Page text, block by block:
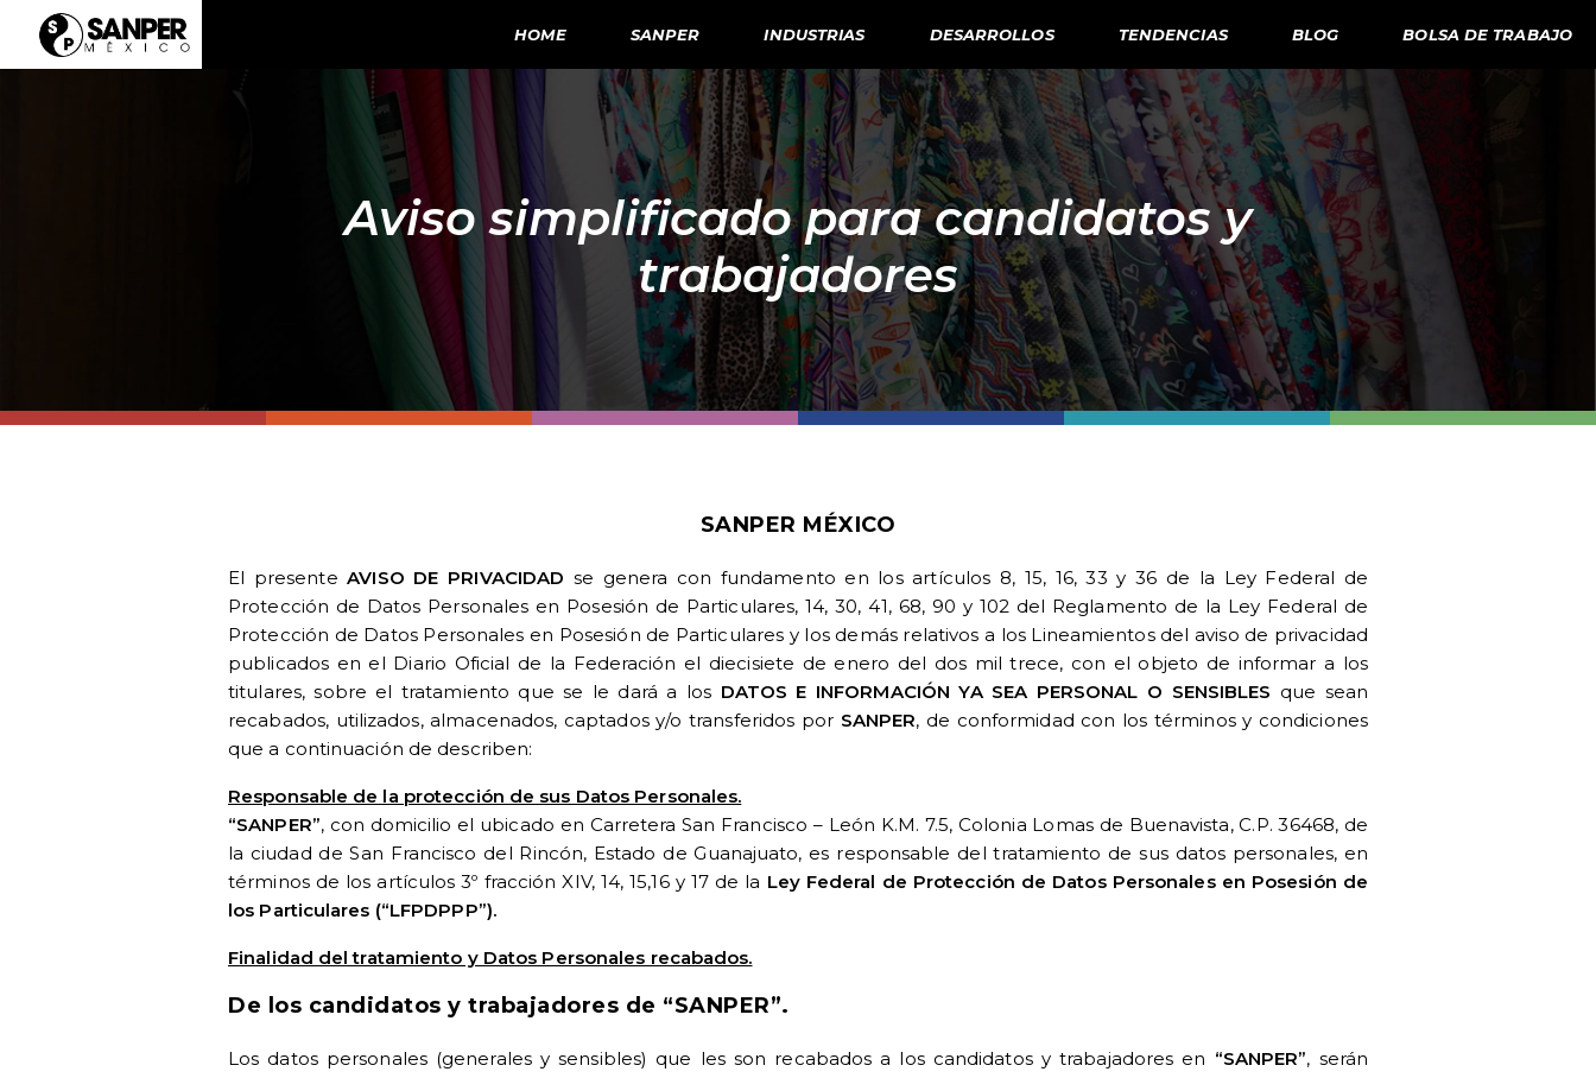
HOME SANPER INDUSTRIAS DESARROLLOS TENDENCIAS BLOG BOLSA DE TRABAJO
Aviso simplificado para candidatos y
trabajadores
SANPER MÉXICO
El presenteAVISO DE PRIVACIDAD se genera con fundamento en los artículos 8, 15, 16, 33 y 36 de la Ley Federal de
Protección de Datos Personales en Posesión de Particulares, 14, 30, 41, 68, 90 y 102 del Reglamento de la Ley Federal de
Protección de Datos Personales en Posesión de Particulares y los demás relativos a los Lineamientos del aviso de privacidad
publicados en el Diario Oficial de la Federación el diecisiete de enero del dos mil trece, con el objeto de informar a los
titulares, sobre el tratamiento que se le dará a los DATOS E INFORMACIÓN YA SEA PERSONAL O SENSIBLES que sean
recabados, utilizados, almacenados, captados y/o transferidos por SANPER, de conformidad con los términos y condiciones
que a continuación de describen:
Responsable de la protección de sus Datos Personales.
“SANPER”, con domicilio el ubicado en Carretera San Francisco – León K.M. 7.5, Colonia Lomas de Buenavista, C.P. 36468, de
la ciudad de San Francisco del Rincón, Estado de Guanajuato, es responsable del tratamiento de sus datos personales, en
términos de los artículos 3º fracción XIV, 14, 15,16 y 17 de la Ley Federal de Protección de Datos Personales en Posesión de
los Particulares (“LFPDPPP”).
Finalidad del tratamiento y Datos Personales recabados.
De los candidatos y trabajadores de “SANPER”.
Los datos personales (generales y sensibles) que les son recabados a los candidatos y trabajadores en “SANPER”, serán